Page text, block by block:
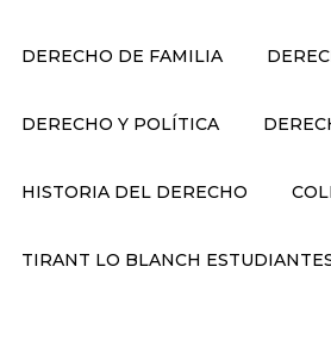
DERECHO DE FAMILIA
DERECHO Y POLÍTICA
HISTORIA DEL DERECHO
TIRANT LO BLANCH